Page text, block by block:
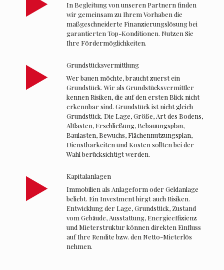
In Begleitung von unseren Partnern finden
wir gemeinsam zu Ihrem Vorhaben die
maßgeschneiderte Finanzierungslösung bei
garantierten Top-Konditionen. Nutzen Sie
Ihre Fördermöglichkeiten.
Grundstücksvermittlung
Wer bauen möchte, braucht zuerst ein
Grundstück. Wir als Grundstücksvermittler
kennen Risiken, die auf den ersten Blick nicht
erkennbar sind. Grundstück ist nicht gleich
Grundstück. Die Lage, Größe, Art des Bodens,
Altlasten, Erschließung, Bebauungsplan,
Baulasten, Bewuchs, Flächennutzungsplan,
Dienstbarkeiten und Kosten sollten bei der
Wahl berücksichtigt werden.
Kapitalanlagen
Immobilien als Anlageform oder Geldanlage
beliebt. Ein Investment birgt auch Risiken.
Entwicklung der Lage, Grundstück, Zustand
vom Gebäude, Ausstattung, Energieeffizienz
und Mieterstruktur können direkten Einfluss
auf Ihre Rendite bzw. den Netto-Mieterlös
nehmen.